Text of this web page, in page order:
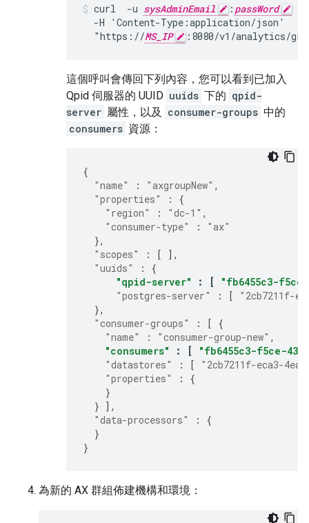
curl  -u sysAdminEmail : passWord
-X
  -H 'Content-Type:application/json'
  "https://
MS_IP :8080/v1/analytics/
這個呼叫會傳回下列內容，您可以看到已加入
Qpid 伺服器的 UUID uuids 下的 qpid-
server 屬性，以及 consumer-groups 中的
consumers 資源：
{
"name"
: "axgroupNew" ,
"properties"
:
{
"region"
: "dc-1" ,
"consumer-type"
:
"ax"
},
"scopes"
: [
],
"uuids"
:
{
"qpid-server"
: [
"fb6455c3-f5ce-
"postgres-server"
: [
"2cb7211f-
},
"consumer-groups"
: [ {
"name"
: "consumer-group-new" ,
"consumers"
: [
"fb6455c3-f5ce-
"datastores"
: [
"2cb7211f-eca3-
"properties"
:
{
}
} ],
"data-processors"
:
{
}
}
為新的 AX 群組佈建機構和環境：